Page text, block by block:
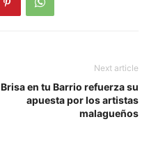
Next article
Brisa en tu Barrio refuerza su
apuesta por los artistas
malagueños